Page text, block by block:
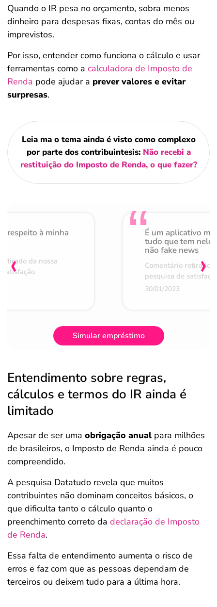
Quando o IR pesa no orçamento, sobra menos
dinheiro para despesas fixas, contas do mês ou
imprevistos.
Por isso, entender como funciona o cálculo e usar
ferramentas como a calculadora de Imposto de
Renda pode ajudar a prever valores e evitar
surpresas.
Leia ma o tema ainda é visto como complexo
por parte dos contribuintesis: Não recebi a
restituição do Imposto de Renda, o que fazer?
respeito à minha
da nossa
É um aplicativo
tudo que tem nele
não fake news
Comentário retirado
pesquisa de
30/01/2023
‹ ›
Simular empréstimo
Entendimento sobre regras,
cálculos e termos do IR ainda é
limitado
Apesar de ser uma obrigação anual para milhões
de brasileiros, o Imposto de Renda ainda é pouco
compreendido.
A pesquisa Datatudo revela que muitos
contribuintes não dominam conceitos básicos, o
que dificulta tanto o cálculo quanto o
preenchimento correto da declaração de Imposto
de Renda.
Essa falta de entendimento aumenta o risco de
erros e faz com que as pessoas dependam de
terceiros ou deixem tudo para a última hora.